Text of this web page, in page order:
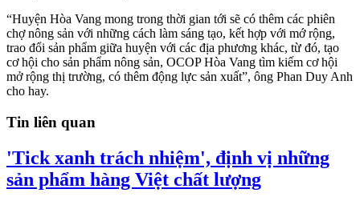
“Huyện Hòa Vang mong trong thời gian tới sẽ có thêm các phiên
chợ nông sản với những cách làm sáng tạo, kết hợp với mớ rộng,
trao đổi sản phẩm giữa huyện với các địa phương khác, từ đó, tạo
cơ hội cho sản phẩm nông sản, OCOP Hòa Vang tìm kiếm cơ hội
mở rộng thị trường, có thêm động lực sản xuất”, ông Phan Duy Anh
cho hay.
Tin liên quan
'Tick xanh trách nhiệm', định vị những
sản phẩm hàng Việt chất lượng